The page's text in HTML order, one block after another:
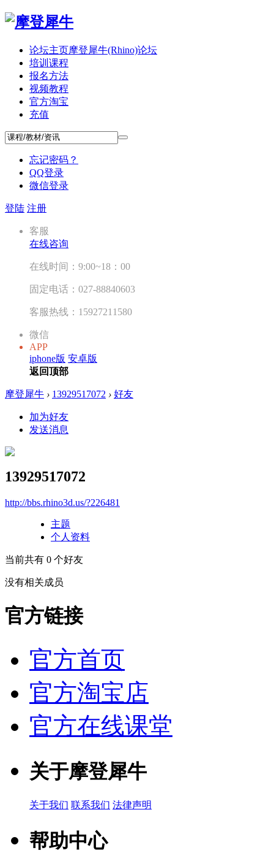
论坛主页摩登犀牛(Rhino)论坛
培训课程
报名方法
视频教程
官方淘宝
充值
忘记密码？
QQ登录
微信登录
登陆 注册
客服
在线咨询
在线时间：9:00~18：00
固定电话：027-88840603
客服热线：15927211580
微信
APP
iphone版 安卓版
返回顶部
摩登犀牛 › 13929517072 › 好友
加为好友
发送消息
13929517072
http://bbs.rhino3d.us/?226481
主题
个人资料
当前共有 0 个好友
没有相关成员
官方链接
官方首页
官方淘宝店
官方在线课堂
关于摩登犀牛
关于我们 联系我们 法律声明
帮助中心